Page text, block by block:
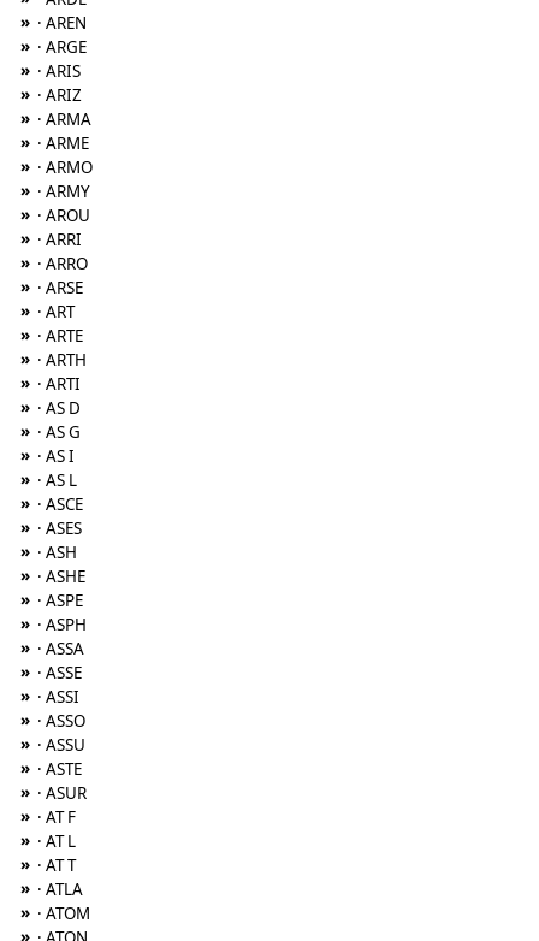
» · AREN
» · ARGE
» · ARIS
» · ARIZ
» · ARMA
» · ARME
» · ARMO
» · ARMY
» · AROU
» · ARRI
» · ARRO
» · ARSE
» · ART
» · ARTE
» · ARTH
» · ARTI
» · AS D
» · AS G
» · AS I
» · AS L
» · ASCE
» · ASES
» · ASH
» · ASHE
» · ASPE
» · ASPH
» · ASSA
» · ASSE
» · ASSI
» · ASSO
» · ASSU
» · ASTE
» · ASUR
» · AT F
» · AT L
» · AT T
» · ATLA
» · ATOM
»